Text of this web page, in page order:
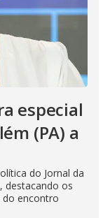
especial
(PA) a
do Jornal da
destacando os
do encontro